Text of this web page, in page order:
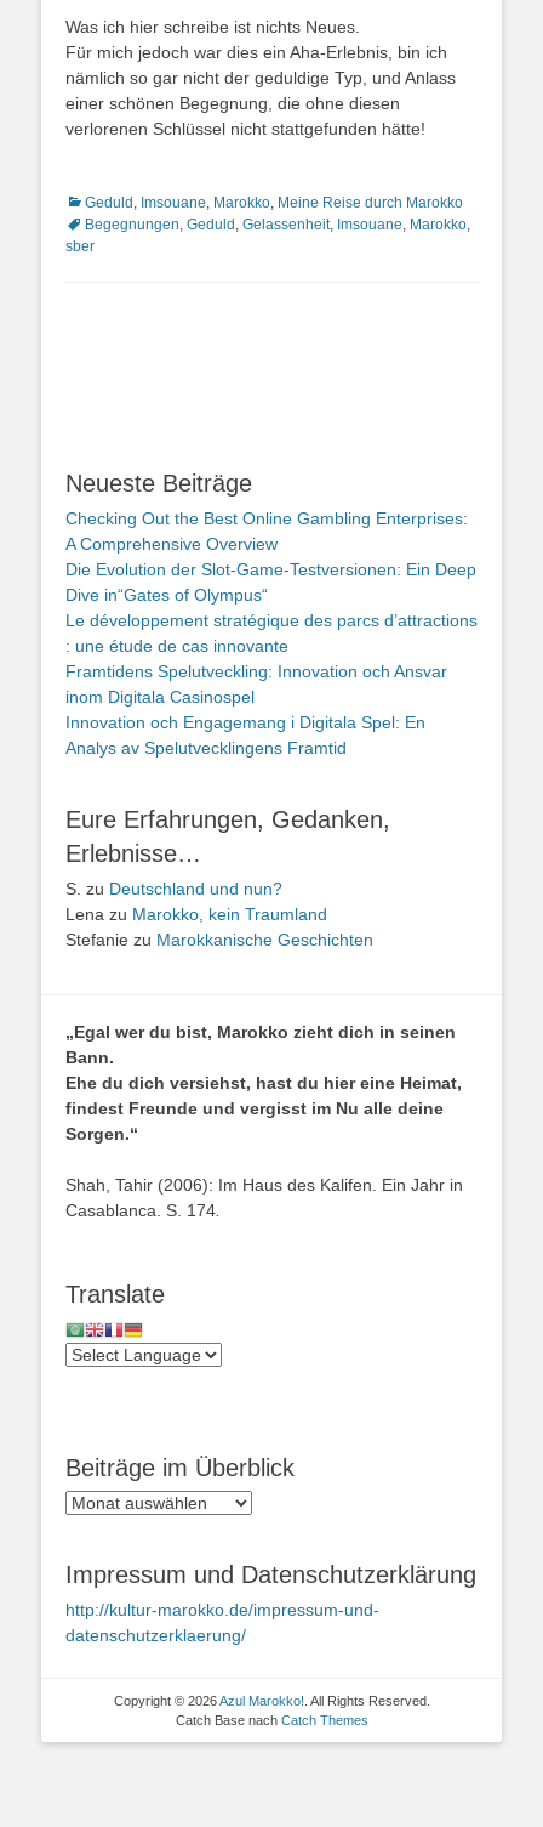
Was ich hier schreibe ist nichts Neues.
Für mich jedoch war dies ein Aha-Erlebnis, bin ich
nämlich so gar nicht der geduldige Typ, und Anlass
einer schönen Begegnung, die ohne diesen
verlorenen Schlüssel nicht stattgefunden hätte!
Kategorien
Geduld , Imsouane, Marokko, Meine Reise durch Marokko
Begegnungen, Geduld , Gelassenheit, Imsouane, Marokko,
sber
Neueste Beiträge
Checking Out the Best Online Gambling Enterprises:
A Comprehensive Overview
Die Evolution der Slot-Game-Testversionen: Ein Deep
Dive in“Gates of Olympus“
Le développement stratégique des parcs d’attractions
: une étude de cas innovante
Framtidens Spelutveckling: Innovation och Ansvar
inom Digitala Casinospel
Innovation och Engagemang i Digitala Spel: En
Analys av Spelutvecklingens Framtid
Eure Erfahrungen, Gedanken,
Erlebnisse…
S. zu Deutschland und nun?
Lena zu Marokko, kein Traumland
Stefanie zu Marokkanische Geschichten
„Egal wer du bist, Marokko zieht dich in seinen
Bann.
Ehe du dich versiehst, hast du hier eine Heimat,
findest Freunde und vergisst im Nu alle deine
Sorgen.“
Shah, Tahir (2006): Im Haus des Kalifen. Ein Jahr in
Casablanca. S. 174
Translate
Beiträge im Überblick
Beiträge
Impressum und Datenschutzerklärung
http://kultur-marokko.de/impressum-und-
datenschutzerklaerung/
Copyright © 2026Azul Marokko! . All Rights Reserved.
Catch Base nach Catch Themes